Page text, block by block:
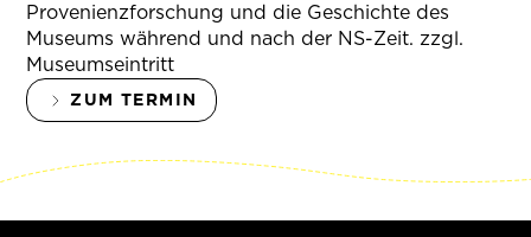
Provenienzforschung und die Geschichte des
Museums während und nach der NS-Zeit. zzgl.
Museumseintritt
ZUM TERMIN